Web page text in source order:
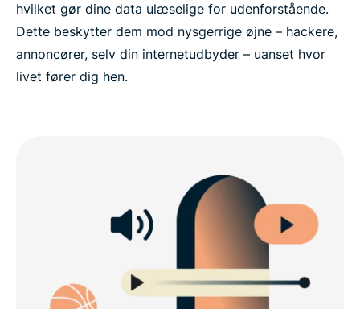
hvilket gør dine data ulæselige for udenforstående.
Dette beskytter dem mod nysgerrige øjne – hackere,
annoncører, selv din internetudbyder – uanset hvor
livet fører dig hen.